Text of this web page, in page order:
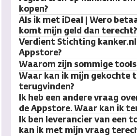
kopen?
Als ik met iDeal | Wero
komt mijn geld dan terecht?
Verdient Stichting
Appstore?
Waarom zijn sommige tools
Waar kan ik mijn gekochte
terugvinden?
Ik heb een andere vraag
de Appstore. Waar kan ik
Ik ben leverancier van een
kan ik met mijn vraag